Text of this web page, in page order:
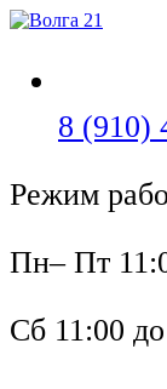
Перейти
8 (910)
Режим
Пн– Пт
Сб 11:00